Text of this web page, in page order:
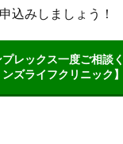
込みしましょう！
レックス一度ご相談
ンズライフクリニック】